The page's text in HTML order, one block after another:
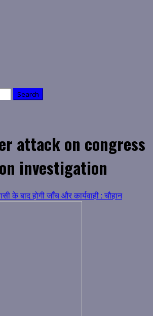
attack on congress
investigation
के बाद होगी जाँच और कार्यवाही : चौहान